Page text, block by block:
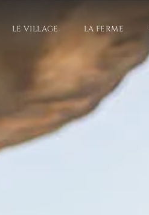
LE VILLAGE LA FERME